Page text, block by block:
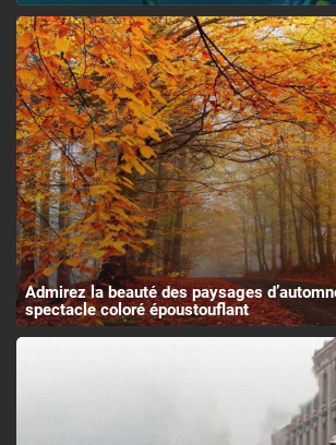
Admirez la beauté des paysages
spectacle coloré époustouflant